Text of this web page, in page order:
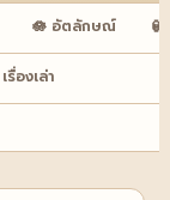
🪷 อัตลักษณ์
เรื่องเล่า